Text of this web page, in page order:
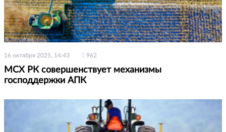
16 октября 2025, 14:43 962
МСХ РК совершенствует механизмы
господдержки АПК